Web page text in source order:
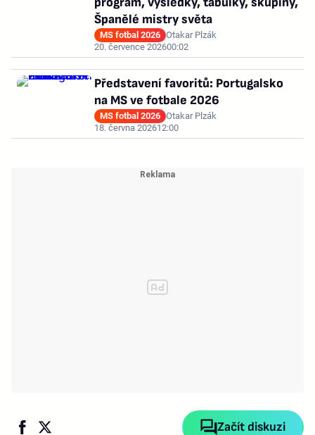
Španělé mistry světa
MS fotbal 2026 Otakar Plzák
20. července 202600:02
Představení favoritů: Portugalsko
na MS ve fotbale 2026
MS fotbal 2026 Otakar Plzák
18. června 202612:00
Začít diskuzi